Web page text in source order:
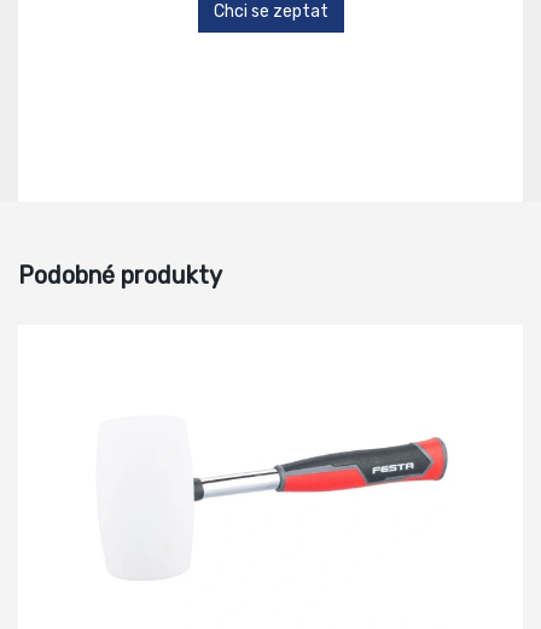
Chci se zeptat
Podobné produkty